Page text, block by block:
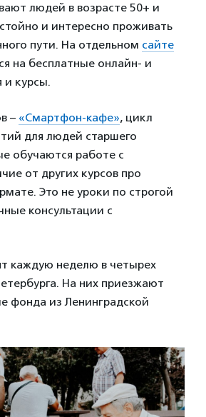
людей в возрасте 50+ и
и интересно проживать
пути. На отдельном сайте
на бесплатные онлайн- и
курсы.
– «Смартфон-кафе», цикл
для людей старшего
обучаются работе с
от других курсов про
Это не уроки по строгой
консультации с
каждую неделю в четырех
На них приезжают
фонда из Ленинградской